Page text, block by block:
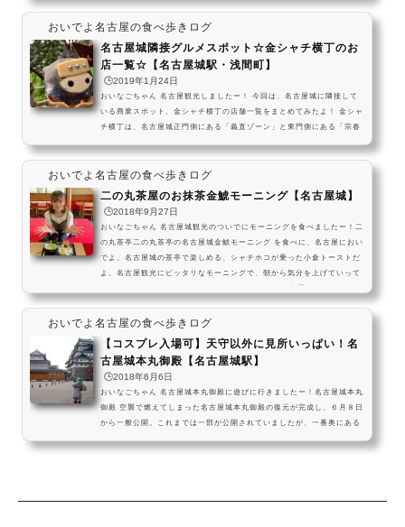
にとっても重宝するバス路線だよ～！ 市バスだからドニチエコきっぷも
利用できるし、メーグルだけの一日乗車券なら500円で1日乗り放題にな
るのも嬉しいよね！ 今回はそんなメーグルで行...
おいでよ名古屋の食べ歩きログ
名古屋城隣接グルメスポット☆金シャチ横丁のお
店一覧☆【名古屋城駅・浅間町】
🕒️2019年1月24日
おいなごちゃん 名古屋観光しましたー！ 今回は、名古屋城に隣接して
いる商業スポット、金シャチ横丁の店舗一覧をまとめてみたよ！ 金シャ
チ横丁は、名古屋城正門側にある「義直ゾーン」と東門側にある「宗春
く取り揃えた有名店の数々が軒を連ねているよ！十代目儀助 日本酒飲み
比べ 気に入ったお酒は買って帰れますよ～！ひつまぶし備長 うなぎ う
なぎを捌いている所も外から見れます山...
おいでよ名古屋の食べ歩きログ
二の丸茶屋のお抹茶金鯱モーニング【名古屋城】
🕒️2018年9月27日
おいなごちゃん 名古屋城観光のついでにモーニングを食べましたー！二
の丸茶亭二の丸茶亭の名古屋城金鯱モーニング を食べに、名古屋におい
でよ。名古屋城の茶亭で楽しめる、シャチホコが乗った小倉トーストだ
よ。名古屋観光にピッタリなモーニングで、朝から気分を上げていって
oinagoya) January 9, 2026 二の丸茶亭は、名古屋市営地下鉄名城線の
名古屋城駅から少し歩いた名古屋城敷地内 二の丸庭園にある茶室なんだ
おいでよ名古屋の食べ歩きログ
【コスプレ入場可】天守以外に見所いっぱい！名
古屋城本丸御殿【名古屋城駅】
🕒️2018年6月6日
おいなごちゃん 名古屋城本丸御殿に遊びに行きましたー！名古屋城本丸
御殿 空襲で燃えてしまった名古屋城本丸御殿の復元が完成し、６月８日
から一般公開。これまでは一部が公開されていましたが、一番奥にある
相当）の石垣や堀、燃えなかった木造の櫓（...